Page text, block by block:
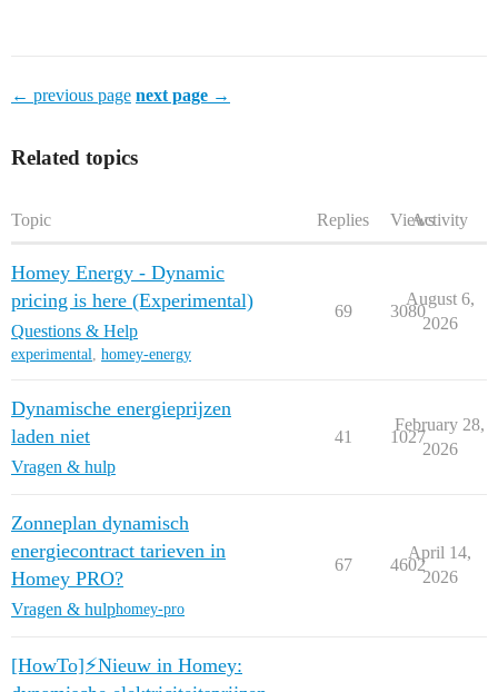
← previous page next page →
Related topics
Topic Replies ViewsActivity
Homey Energy - Dynamic
pricing is here (Experimental)
Questions & Help
experimental homey-energy
69 3080
August 6,
2026
Dynamische energieprijzen
laden niet
Vragen & hulp
41 1027
February 28,
2026
Zonneplan dynamisch
energiecontract tarieven in
Homey PRO?
Vragen & hulphomey-pro
67 4602
April 14,
2026
[HowTo]⚡️Nieuw in Homey: